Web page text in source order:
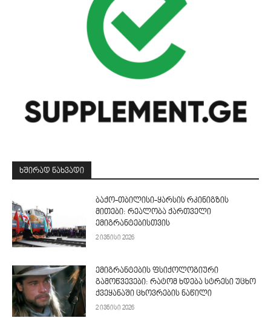
ᲮᲨᲘᲠᲐᲓ ᲜᲐᲮᲕᲐᲓᲘ
ბაქო-თბილისი-ყარსის რკინიგზის
მითები: რეალობა ქართველი
ემიგრანტებისთვის
2 ივნისი 2026
ემიგრანტების ფსიქოლოგიური
გამოწვევები: რატომ ხდება სტრესი უცხო
ქვეყანაში ცხოვრების ნაწილი
2 ივნისი 2026